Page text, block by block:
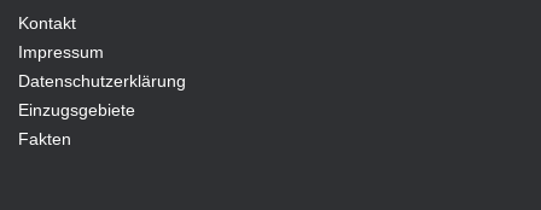
Kontakt
Impressum
Datenschutzerklärung
Einzugsgebiete
Fakten